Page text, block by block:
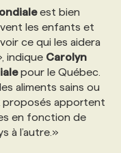
est bien
les enfants et
ce qui les aidera
indique Carolyn
pour le Québec.
aliments sains ou
proposés apportent
en fonction de
à l’autre.»